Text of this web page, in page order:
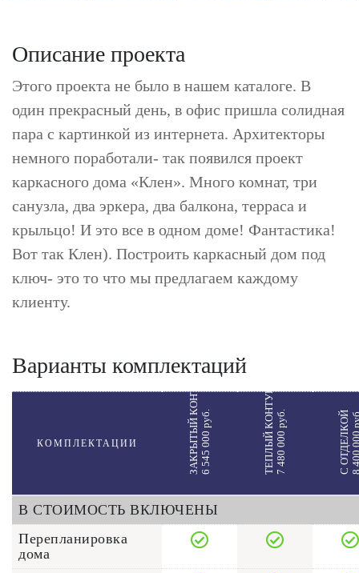
Описание проекта
Этого проекта не было в нашем каталоге. В
один прекрасный день, в офис пришла солидная
пара с картинкой из интернета. Архитекторы
немного поработали- так появился проект
каркасного дома «Клен». Много комнат, три
санузла, два эркера, два балкона, терраса и
крыльцо! И это все в одном доме! Фантастика!
Вот так Клен). Построить каркасный дом под
ключ- это то что мы предлагаем каждому
клиенту.
Варианты комплектаций
КОМПЛЕКТАЦИИ ЗАКРЫТЫЙ КОНТУР6 545 000 руб. ТЕПЛЫЙ КОНТУР7 480 000 руб. С ОТДЕЛКОЙ8
В СТОИМОСТЬ ВКЛЮЧЕНЫ
Перепланировка
дома